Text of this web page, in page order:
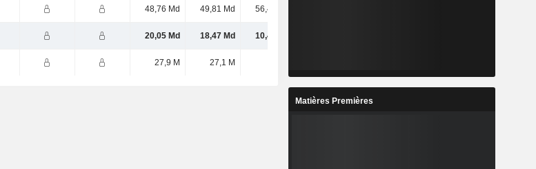
48,76 Md 49,81 Md 56,45 Md
20,05 Md 18,47 Md 10,47 Md
27,9 M 27,1 M
Matières Premières